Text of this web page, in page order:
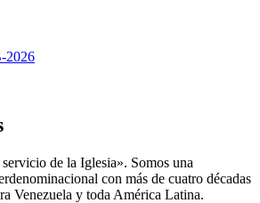
2026
de la Iglesia». Somos una
con más de cuatro décadas
Venezuela y toda América Latina.